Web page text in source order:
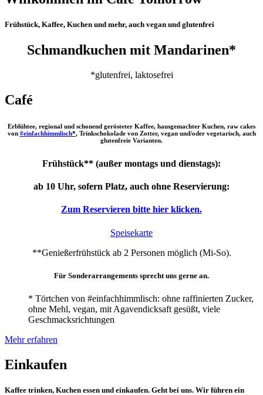
Frühstück, Kaffee, Kuchen und mehr, auch vegan und glutenfrei
Schmandkuchen mit Mandarinen*
*glutenfrei, laktosefrei
Café
Erblühtee, regional und schonend gerösteter Kaffee, hausgemachter Kuchen, raw cakes
von #einfachhimmlisch*, Trinkschokolade von Zotter, vegan und/oder vegetarisch, auch
glutenfreie Varianten.
Frühstück** (außer montags und dienstags):
ab 10 Uhr, sofern Platz, auch ohne Reservierung:
Zum Reservieren bitte hier klicken.
Speisekarte
**Genießerfrühstück ab 2 Personen möglich (Mi-So).
Für Sonderarrangements sprecht uns gerne an.
* Törtchen von #einfachhimmlisch: ohne raffinierten Zucker,
ohne Mehl, vegan, mit Agavendicksaft gesüßt, viele
Geschmacksrichtungen
Mehr erfahren
Einkaufen
Kaffee trinken, Kuchen essen und einkaufen. Geht bei uns. Wir führen ein